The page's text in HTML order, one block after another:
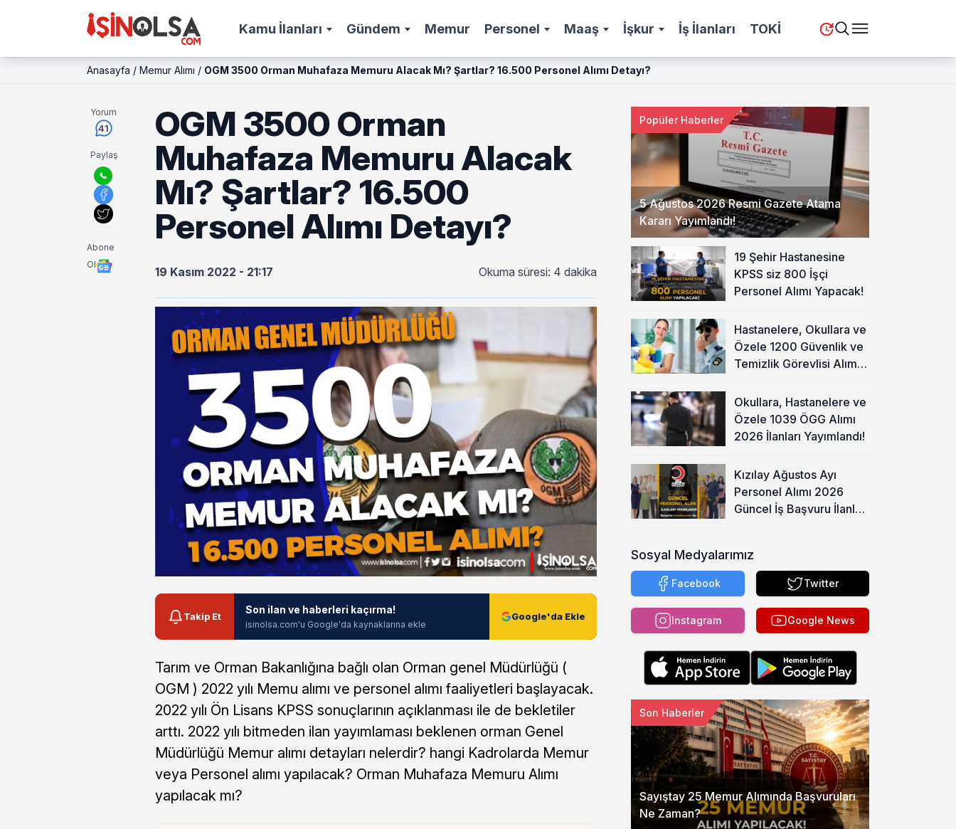
Kamu İlanları Gündem Memur Personel Maaş İşkur İş İlanları TOKİ
Anasayfa / Memur Alımı / OGM 3500 Orman Muhafaza Memuru Alacak Mı? Şartlar? 16.500 Personel Alımı Detayı?
Yorum
41
Paylaş
Abone
Ol
OGM 3500 Orman
Muhafaza Memuru Alacak
Mı? Şartlar? 16.500
Personel Alımı Detayı?
19 Kasım 2022 - 21:17 Okuma süresi: 4 dakika
Takip Et
Son ilan ve haberleri kaçırma!
isinolsa.com'u Google'da kaynaklarına ekle
Google'da Ekle
Tarım ve Orman Bakanlığına bağlı olan Orman genel Müdürlüğü (
OGM ) 2022 yılı Memu alımı ve personel alımı faaliyetleri başlayacak.
2022 yılı Ön Lisans KPSS sonuçlarının açıklanması ile de bekletiler
arttı. 2022 yılı bitmeden ilan yayımlaması beklenen orman Genel
Müdürlüğü Memur alımı detayları nelerdir? hangi Kadrolarda Memur
veya Personel alımı yapılacak? Orman Muhafaza Memuru Alımı
yapılacak mı?
5 Ağustos 2026 Resmi Gazete Atama
Kararı Yayımlandı!
Popüler Haberler
19 Şehir Hastanesine
KPSS siz 800 İşçi
Personel Alımı Yapacak!
Hastanelere, Okullara ve
Özele 1200 Güvenlik ve
Temizlik Görevlisi Alımı
Okullara, Hastanelere ve
Özele 1039 ÖGG Alımı
2026 İlanları Yayımlandı!
Kızılay Ağustos Ayı
Personel Alımı 2026
Güncel İş Başvuru İlanları
Sosyal Medyalarımız
Facebook Twitter
Instagram Google News
Sayıştay 25 Memur Alımında Başvuruları
Ne Zaman?
Son Haberler